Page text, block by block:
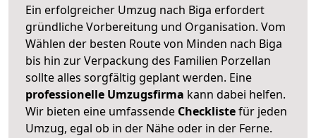
Ein erfolgreicher Umzug nach Biga erfordert
gründliche Vorbereitung und Organisation. Vom
Wählen der besten Route von Minden nach Biga
bis hin zur Verpackung des Familien Porzellan
sollte alles sorgfältig geplant werden. Eine
professionelle Umzugsfirma kann dabei helfen.
Wir bieten eine umfassende Checklistefür jeden
Umzug, egal ob in der Nähe oder in der Ferne.